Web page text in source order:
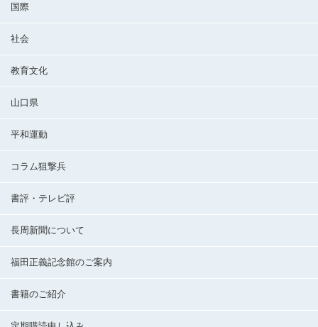
国際
社会
教育文化
山口県
平和運動
コラム狙撃兵
書評・テレビ評
長周新聞について
福田正義記念館のご案内
書籍のご紹介